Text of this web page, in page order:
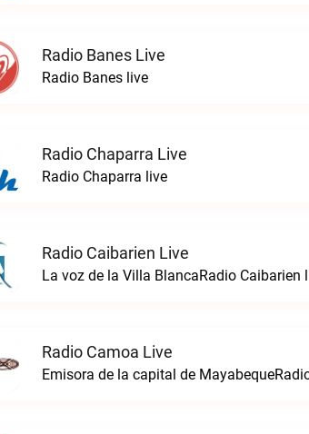
Radio Banes Live
Radio Banes live
Radio Chaparra Live
Radio Chaparra live
Radio Caibarien Live
La voz de la Villa BlancaRadio Caibarien
Radio Camoa Live
Emisora de la capital de